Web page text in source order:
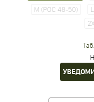
М (РОС 48-50)